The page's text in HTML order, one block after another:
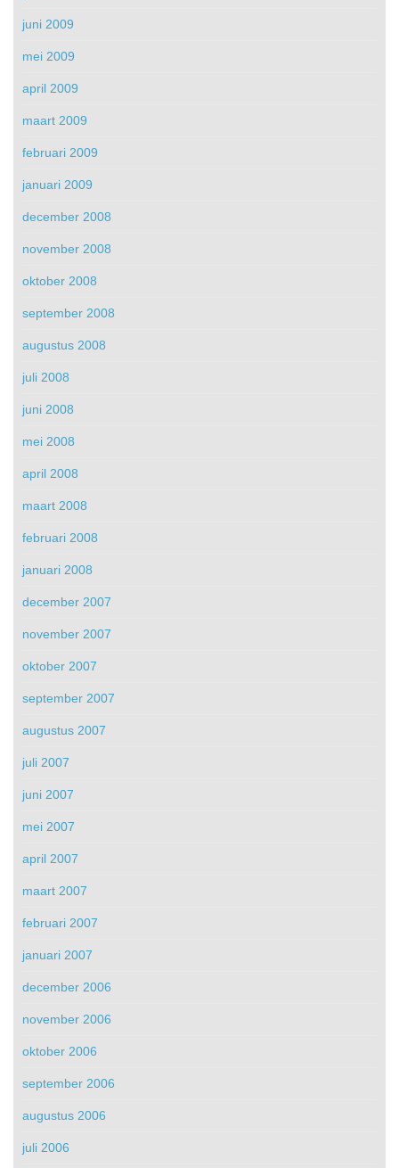
juni 2009
mei 2009
april 2009
maart 2009
februari 2009
januari 2009
december 2008
november 2008
oktober 2008
september 2008
augustus 2008
juli 2008
juni 2008
mei 2008
april 2008
maart 2008
februari 2008
januari 2008
december 2007
november 2007
oktober 2007
september 2007
augustus 2007
juli 2007
juni 2007
mei 2007
april 2007
maart 2007
februari 2007
januari 2007
december 2006
november 2006
oktober 2006
september 2006
augustus 2006
juli 2006